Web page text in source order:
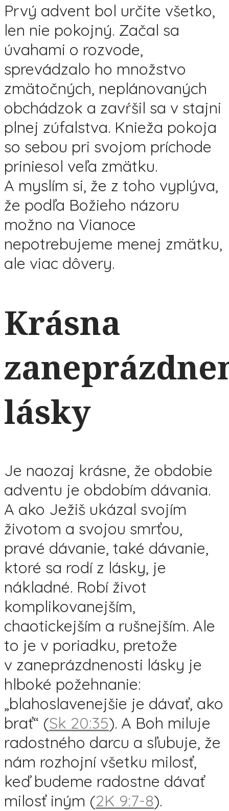
Prvý advent bol určite všetko,
len nie pokojný. Začal sa
úvahami o rozvode,
sprevádzalo ho množstvo
zmätočných, neplánovaných
obchádzok a zavŕšil sa v stajni
plnej zúfalstva. Knieža pokoja
so sebou pri svojom príchode
priniesol veľa zmätku.
A myslím si, že z toho vyplýva,
že podľa Božieho názoru
možno na Vianoce
nepotrebujeme menej zmätku,
ale viac dôvery.
Krásna
lásky
Je naozaj krásne, že obdobie
adventu je obdobím dávania.
A ako Ježiš ukázal svojím
životom a svojou smrťou,
pravé dávanie, také dávanie,
ktoré sa rodí z lásky, je
nákladné. Robí život
komplikovanejším,
chaotickejším a rušnejším. Ale
to je v poriadku, pretože
v zaneprázdnenosti lásky je
hlboké požehnanie:
„blahoslavenejšie je dávať, ako
brať“ (Sk 20:35). A Boh miluje
radostného darcu a sľubuje, že
nám rozhojní všetku milosť,
keď budeme radostne dávať
milosť iným (2K 9:7-8).